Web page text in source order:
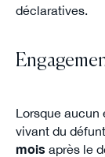
déclaratives.
Lorsque
vivant du
mois après le